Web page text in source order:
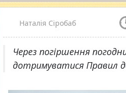
Наталія Сіробаб
Через погіршення
дотримуватися Правил